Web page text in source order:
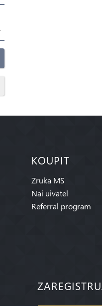
KOUPIT
Zruka MS
Nai uivatel
Referral program